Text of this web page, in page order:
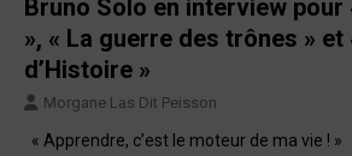
Bruno Solo en interview pour
», « La guerre des trônes »
d’Histoire »
Morgane Las Dit Peisson
« Apprendre, c’est le moteur de ma vie !